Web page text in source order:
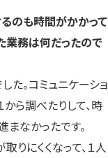
るのも時間がかかって
業務は何だったので
。コミュニケーショ
ら調べたりして、時
まなかったです。
りにくくなって、１人